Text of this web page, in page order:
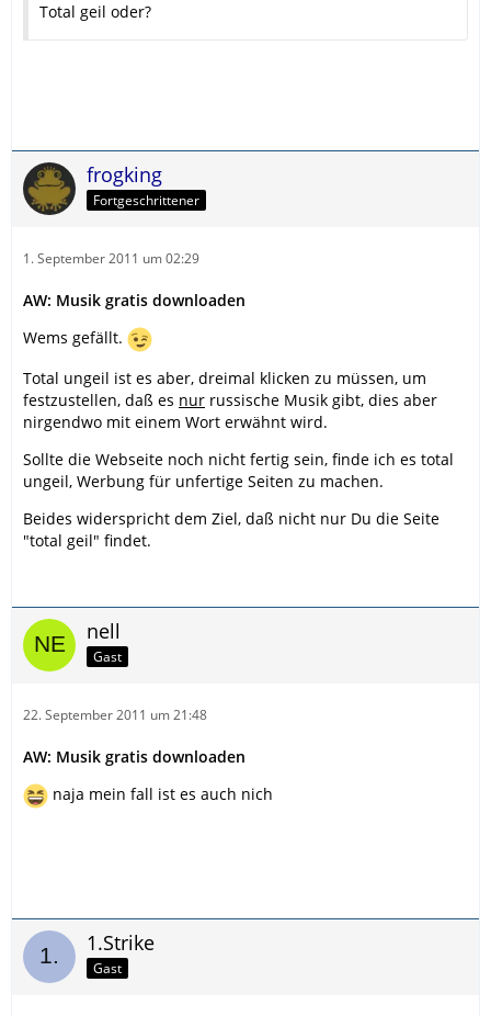
Total geil oder?
frogking
Fortgeschrittener
1. September 2011 um 02:29
AW: Musik gratis downloaden
Wems gefällt.
Total ungeil ist es aber, dreimal klicken zu müssen, um
festzustellen, daß es nur russische Musik gibt, dies aber
nirgendwo mit einem Wort erwähnt wird.
Sollte die Webseite noch nicht fertig sein, finde ich es total
ungeil, Werbung für unfertige Seiten zu machen.
Beides widerspricht dem Ziel, daß nicht nur Du die Seite
"total geil" findet.
nell
Gast
22. September 2011 um 21:48
AW: Musik gratis downloaden
naja mein fall ist es auch nich
1.Strike
Gast